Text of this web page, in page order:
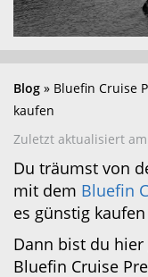
Blog
Bluefin Cruise
kaufen
Zuletzt aktualisiert
Du träumst von
mit dem Bluefin
es günstig
Dann bist du
Bluefin Cruise